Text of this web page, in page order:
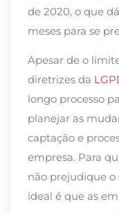
de 2020, o que
meses para se
Apesar de o
diretrizes da
longo processo
planejar as
captação e
empresa. Para
não prejudique o
ideal é que as